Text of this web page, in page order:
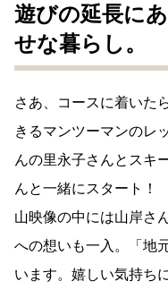
遊びの延長に
せな暮らし。
さあ、コースに着いた
きるマンツーマンのレ
んの里永子さんとスキ
んと一緒にスタート！
山映像の中には山岸さ
への想いも一入。「地
います。嬉しい気持ち